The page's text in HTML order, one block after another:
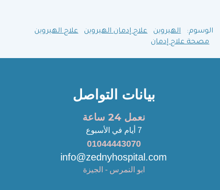
الوسوم: الهيروين علاج إدمان الهيروين
علاج الهيروين
مصحة علاج إدمان
بيانات التواصل
نعمل 24 ساعة
7 أيام في الأسبوع
01044443070
info@zednyhospital.com
ابو النمرس - الجيزة